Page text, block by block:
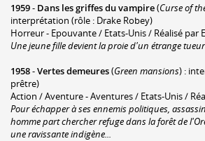
1959- Dans les griffes du vampire(Curse of
interprétation (rôle : Drake Robey)
Horreur - Epouvante / Etats-Unis / Réalisé par
Une jeune fille devient la proie d'un étrange
1958-Vertes demeures(Green mansions) :
prêtre)
Action / Aventure - Aventures / Etats-Unis /
Pour échapper à ses ennemis politiques,
homme part chercher refuge dans la forêt de
une ravissante indigène...